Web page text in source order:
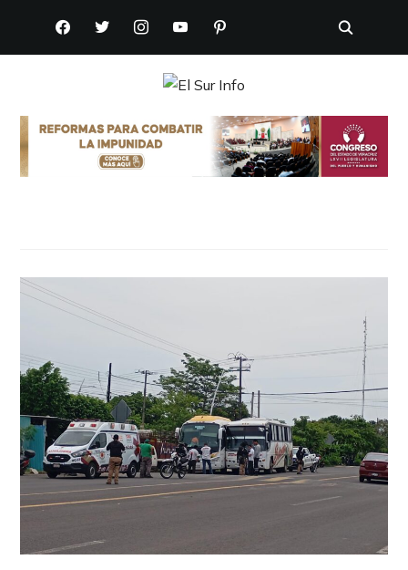
FACEBOOKTWITTERINSTAGRAMYOUTUBEPINTEREST